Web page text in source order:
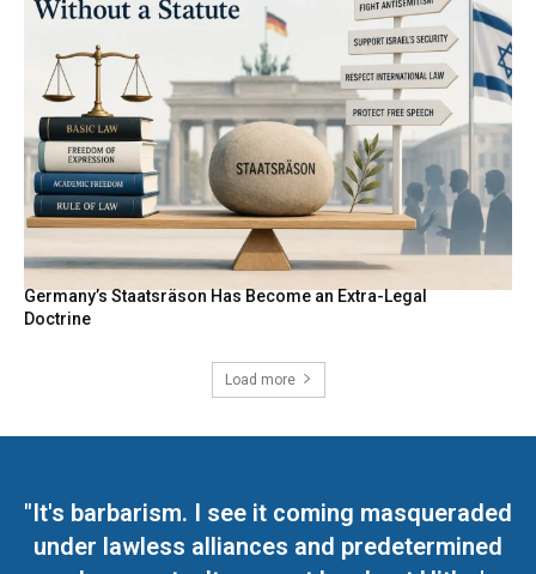
Germany’s Staatsräson Has Become an Extra-Legal
Doctrine
Load more
"It's barbarism. I see it coming masqueraded
under lawless alliances and predetermined